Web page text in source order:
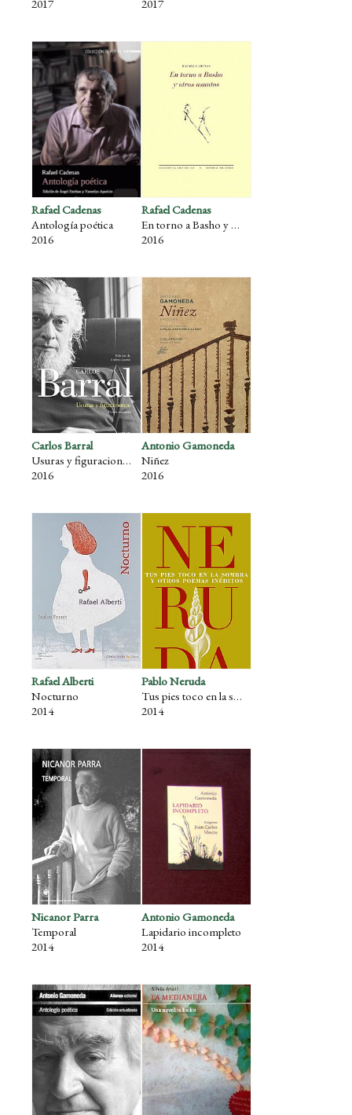
2017 2017
Rafael Cadenas
Antología poética
2016
Rafael Cadenas
En torno a Basho y otros asuntos
2016
Carlos Barral
Usuras y figuraciones. Poesía Completa
2016
Antonio Gamoneda
Niñez
2016
Rafael Alberti
Nocturno
2014
Pablo Neruda
Tus pies toco en la sombra y otros poemas inéditos
2014
Nicanor Parra
Temporal
2014
Antonio Gamoneda
Lapidario incompleto
2014